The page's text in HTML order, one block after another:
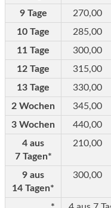
9 Tage
270,00
10 Tage
285,00
11 Tage
300,00
12 Tage
315,00
13 Tage
330,00
2 Wochen
345,00
3 Wochen
440,00
4 aus
7 Tagen*
210,00
9 aus
14 Tagen*
300,00